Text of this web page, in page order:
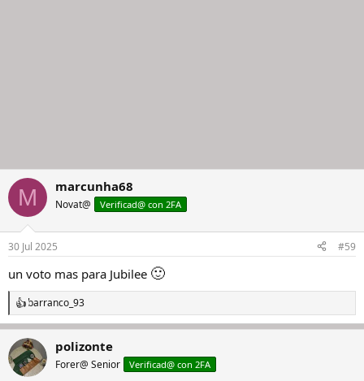
M marcunha68
Novat@ Verificad@ con 2FA
30 Jul 2025 #59
un voto mas para Jubilee 🙂
R
e
a
c
c
i
barranco_93
polizonte
Forer@ Senior Verificad@ con 2FA